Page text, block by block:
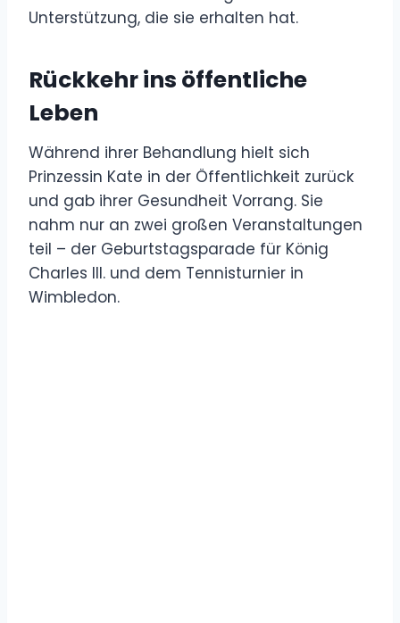
Unterstützung, die sie erhalten hat.
Rückkehr ins öffentliche
Leben
Während ihrer Behandlung hielt sich
Prinzessin Kate in der Öffentlichkeit zurück
und gab ihrer Gesundheit Vorrang. Sie
nahm nur an zwei großen Veranstaltungen
teil – der Geburtstagsparade für König
Charles III. und dem Tennisturnier in
Wimbledon.